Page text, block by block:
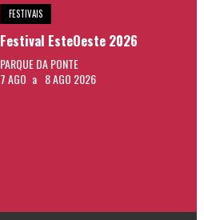
FESTIVAIS
Festival EsteOeste 2026
PARQUE DA PONTE
7 AGO a 8 AGO 2026